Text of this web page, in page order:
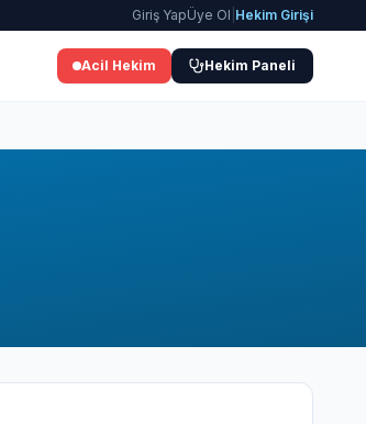
Giriş YapÜye Ol Hekim Girişi
Acil Hekim Hekim Paneli